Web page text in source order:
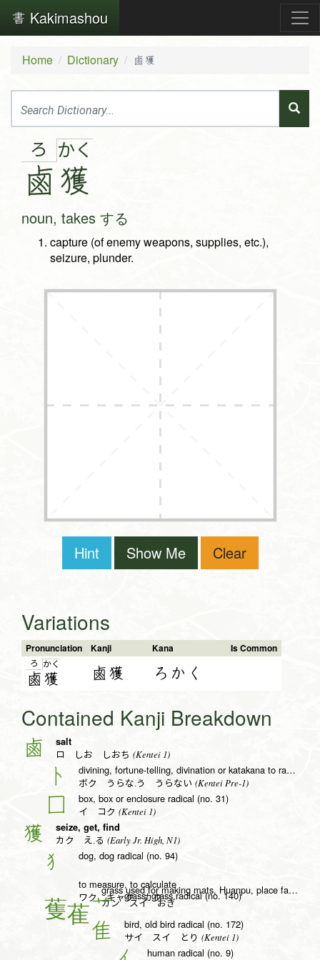
Kakimashou
Home Dictionary 鹵獲
ろ
鹵
か く
獲
noun, takes する
capture (of enemy weapons, supplies, etc.),
seizure, plunder.
Hint Show Me Clear
Variations
Pronunciation Kanji Kana Is Common
ろ
鹵
かく
獲 鹵獲 ろかく
Contained Kanji Breakdown
鹵 salt
ロ しお しおち (Kentei 1)
卜 divining, fortune-telling, divination or katakana to radical (no. 25)
ボク うらな.う うらない (Kentei Pre-1)
囗 box, box or enclosure radical (no. 31)
イ コク (Kentei 1)
獲 seize, get, find
カク え.る (Early Jr. High, N1)
犭 dog, dog radical (no. 94)
to measure, to calculate
ワク キャク カク
grass used for making mats, Huanpu, place famous for robbers
カン スイ おぎ
艹 grass, grass radical (no. 140)
隹 bird, old bird radical (no. 172)
サイ スイ とり (Kentei 1)
human radical (no. 9)